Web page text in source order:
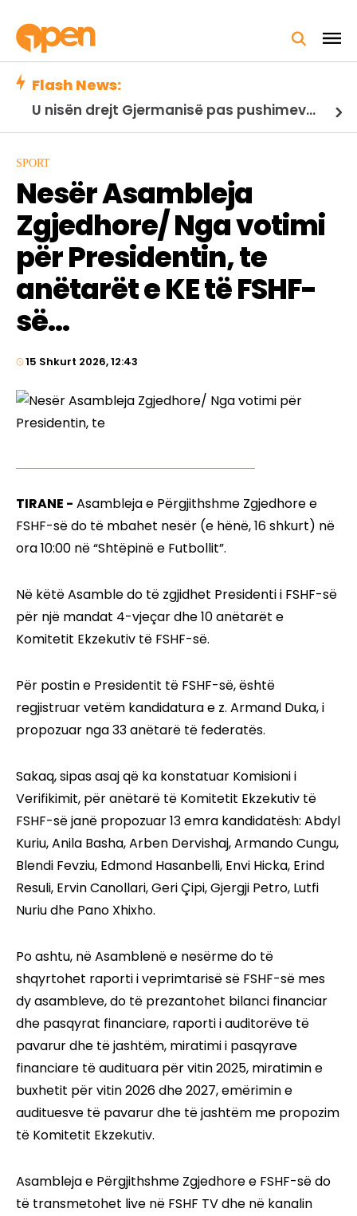
Flash News:
U nisën drejt Gjermanisë pas pushimeve në Kosovë, humbin jetën në aksident tre anëtarët e familjes nga Kosova
SPORT
Nesër Asambleja
Zgjedhore/ Nga votimi
për Presidentin, te
anëtarët e KE të FSHF-
së...
15 Shkurt 2026, 12:43
TIRANE - Asambleja e Përgjithshme Zgjedhore e
FSHF-së do të mbahet nesër (e hënë, 16 shkurt) në
ora 10:00 në “Shtëpinë e Futbollit”.
Në këtë Asamble do të zgjidhet Presidenti i FSHF-së
për një mandat 4-vjeçar dhe 10 anëtarët e
Komitetit Ekzekutiv të FSHF-së.
Për postin e Presidentit të FSHF-së, është
regjistruar vetëm kandidatura e z. Armand Duka, i
propozuar nga 33 anëtarë të federatës.
Sakaq, sipas asaj që ka konstatuar Komisioni i
Verifikimit, për anëtarë të Komitetit Ekzekutiv të
FSHF-së janë propozuar 13 emra kandidatësh: Abdyl
Kuriu, Anila Basha, Arben Dervishaj, Armando Cungu,
Blendi Fevziu, Edmond Hasanbelli, Envi Hicka, Erind
Resuli, Ervin Canollari, Geri Çipi, Gjergji Petro, Lutfi
Nuriu dhe Pano Xhixho.
Po ashtu, në Asamblenë e nesërme do të
shqyrtohet raporti i veprimtarisë së FSHF-së mes
dy asambleve, do të prezantohet bilanci financiar
dhe pasqyrat financiare, raporti i auditorëve të
pavarur dhe të jashtëm, miratimi i pasqyrave
financiare të audituara për vitin 2025, miratimin e
buxhetit për vitin 2026 dhe 2027, emërimin e
audituesve të pavarur dhe të jashtëm me propozim
të Komitetit Ekzekutiv.
Asambleja e Përgjithshme Zgjedhore e FSHF-së do
të transmetohet live në FSHF TV dhe në kanalin